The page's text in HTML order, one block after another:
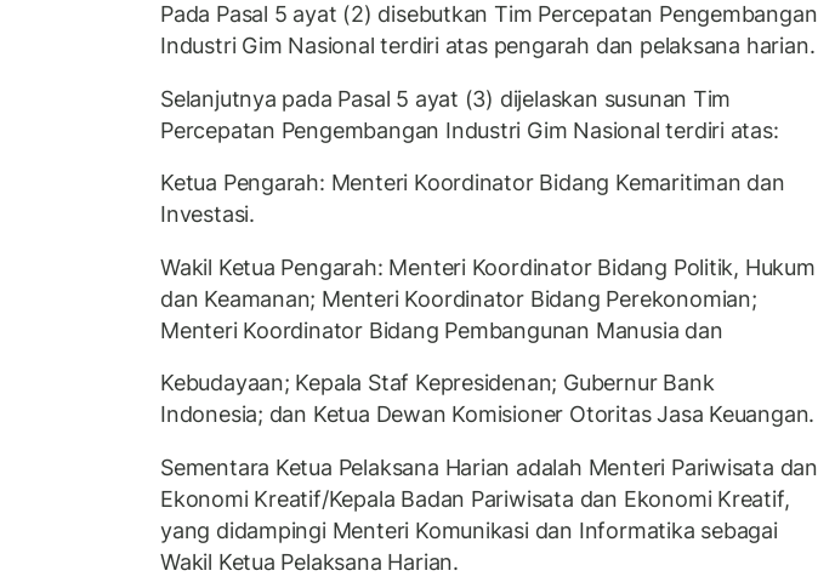
Pada Pasal 5 ayat (2) disebutkan Tim Percepatan Pengembangan
Industri Gim Nasional terdiri atas pengarah dan pelaksana harian.
Selanjutnya pada Pasal 5 ayat (3) dijelaskan susunan Tim
Percepatan Pengembangan Industri Gim Nasional terdiri atas:
Ketua Pengarah: Menteri Koordinator Bidang Kemaritiman dan
Investasi.
Wakil Ketua Pengarah: Menteri Koordinator Bidang Politik, Hukum
dan Keamanan; Menteri Koordinator Bidang Perekonomian;
Menteri Koordinator Bidang Pembangunan Manusia dan
Kebudayaan; Kepala Staf Kepresidenan; Gubernur Bank
Indonesia; dan Ketua Dewan Komisioner Otoritas Jasa Keuangan.
Sementara Ketua Pelaksana Harian adalah Menteri Pariwisata dan
Ekonomi Kreatif/Kepala Badan Pariwisata dan Ekonomi Kreatif,
yang didampingi Menteri Komunikasi dan Informatika sebagai
Wakil Ketua Pelaksana Harian.